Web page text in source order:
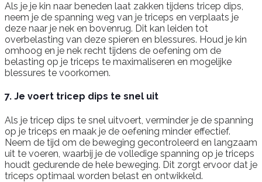
Als je je kin naar beneden laat zakken tijdens tricep dips,
neem je de spanning weg van je triceps en verplaats je
deze naar je nek en bovenrug. Dit kan leiden tot
overbelasting van deze spieren en blessures. Houd je kin
omhoog en je nek recht tijdens de oefening om de
belasting op je triceps te maximaliseren en mogelijke
blessures te voorkomen.
7. Je voert tricep dips te snel uit
Als je tricep dips te snel uitvoert, verminder je de spanning
op je triceps en maak je de oefening minder effectief.
Neem de tijd om de beweging gecontroleerd en langzaam
uit te voeren, waarbij je de volledige spanning op je triceps
houdt gedurende de hele beweging. Dit zorgt ervoor dat je
triceps optimaal worden belast en ontwikkeld.